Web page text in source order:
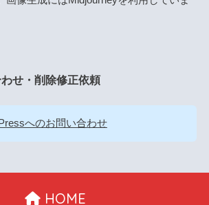
せ・削除修正依頼
へのお問い合わせ
HOME